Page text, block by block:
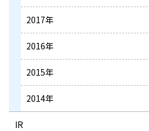
2017年
2016年
2015年
2014年
IR